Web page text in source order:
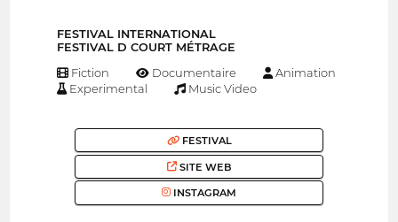
FESTIVAL INTERNATIONAL
FESTIVAL D COURT MÉTRAGE
Fiction Documentaire
Animation
Experimental
Music Video
FESTIVAL
SITE WEB
INSTAGRAM